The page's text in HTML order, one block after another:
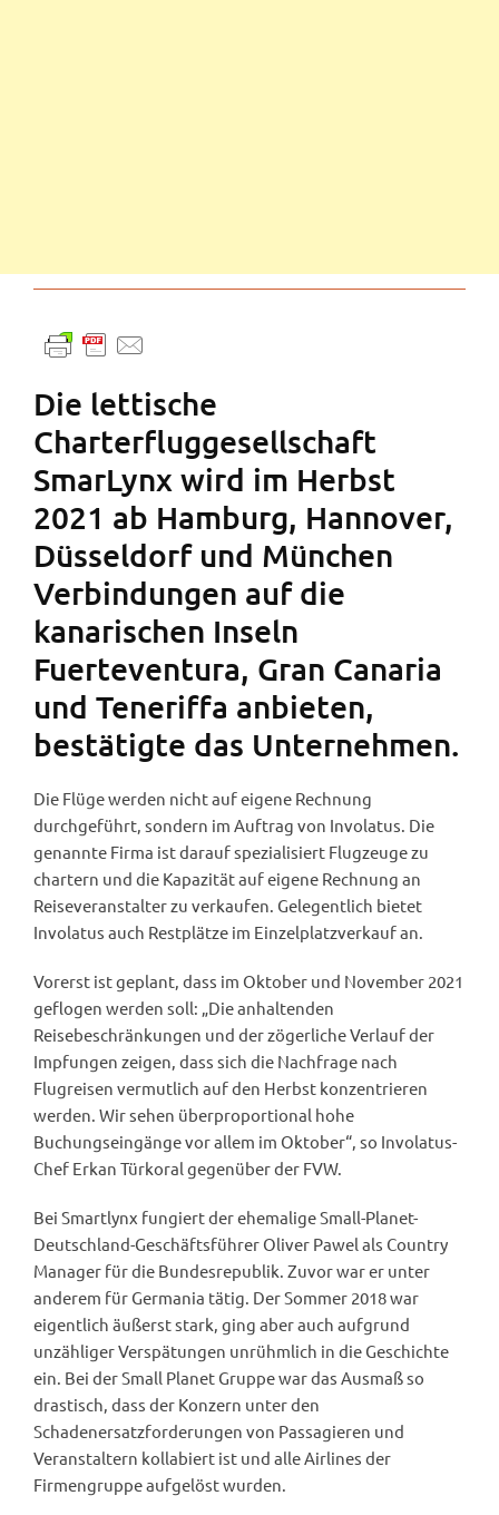
Die lettische
Charterfluggesellschaft
SmarLynx wird im Herbst
2021 ab Hamburg, Hannover,
Düsseldorf und München
Verbindungen auf die
kanarischen Inseln
Fuerteventura, Gran Canaria
und Teneriffa anbieten,
bestätigte das Unternehmen.
Die Flüge werden nicht auf eigene Rechnung
durchgeführt, sondern im Auftrag von Involatus. Die
genannte Firma ist darauf spezialisiert Flugzeuge zu
chartern und die Kapazität auf eigene Rechnung an
Reiseveranstalter zu verkaufen. Gelegentlich bietet
Involatus auch Restplätze im Einzelplatzverkauf an.
Vorerst ist geplant, dass im Oktober und November 2021
geflogen werden soll: „Die anhaltenden
Reisebeschränkungen und der zögerliche Verlauf der
Impfungen zeigen, dass sich die Nachfrage nach
Flugreisen vermutlich auf den Herbst konzentrieren
werden. Wir sehen überproportional hohe
Buchungseingänge vor allem im Oktober“, so Involatus-
Chef Erkan Türkoral gegenüber der FVW.
Bei Smartlynx fungiert der ehemalige Small-Planet-
Deutschland-Geschäftsführer Oliver Pawel als Country
Manager für die Bundesrepublik. Zuvor war er unter
anderem für Germania tätig. Der Sommer 2018 war
eigentlich äußerst stark, ging aber auch aufgrund
unzähliger Verspätungen unrühmlich in die Geschichte
ein. Bei der Small Planet Gruppe war das Ausmaß so
drastisch, dass der Konzern unter den
Schadenersatzforderungen von Passagieren und
Veranstaltern kollabiert ist und alle Airlines der
Firmengruppe aufgelöst wurden.